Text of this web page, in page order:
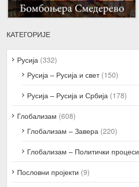
КАТЕГОРИЈЕ
Русија (332)
Русија – Русија и свет(150)
Русија – Русија и Србија (178)
Глобализам (608)
Глобализам – Завера (220)
Глобализам – Политички процеси
Пословни пројекти (9)